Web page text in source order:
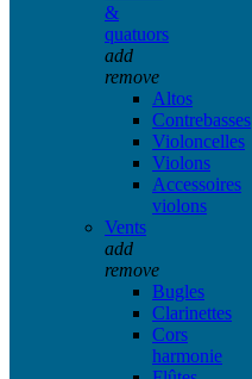
&
quatuors
add
remove
Altos
Contrebasses
Violoncelles
Violons
Accessoires
violons
Vents
add
remove
Bugles
Clarinettes
Cors
harmonie